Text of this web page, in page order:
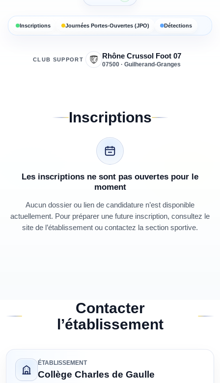
Inscriptions Journées Portes-Ouvertes (JPO) Détections
CLUB SUPPORT Rhône Crussol Foot 07
07500 · Guilherand-Granges
Inscriptions
Les inscriptions ne sont pas ouvertes pour le
moment
Aucun dossier ou lien de candidature n’est disponible
actuellement. Pour préparer une future inscription, consultez le
site de l’établissement ou contactez la section sportive.
Contacter
l’établissement
ÉTABLISSEMENT
Collège Charles de Gaulle